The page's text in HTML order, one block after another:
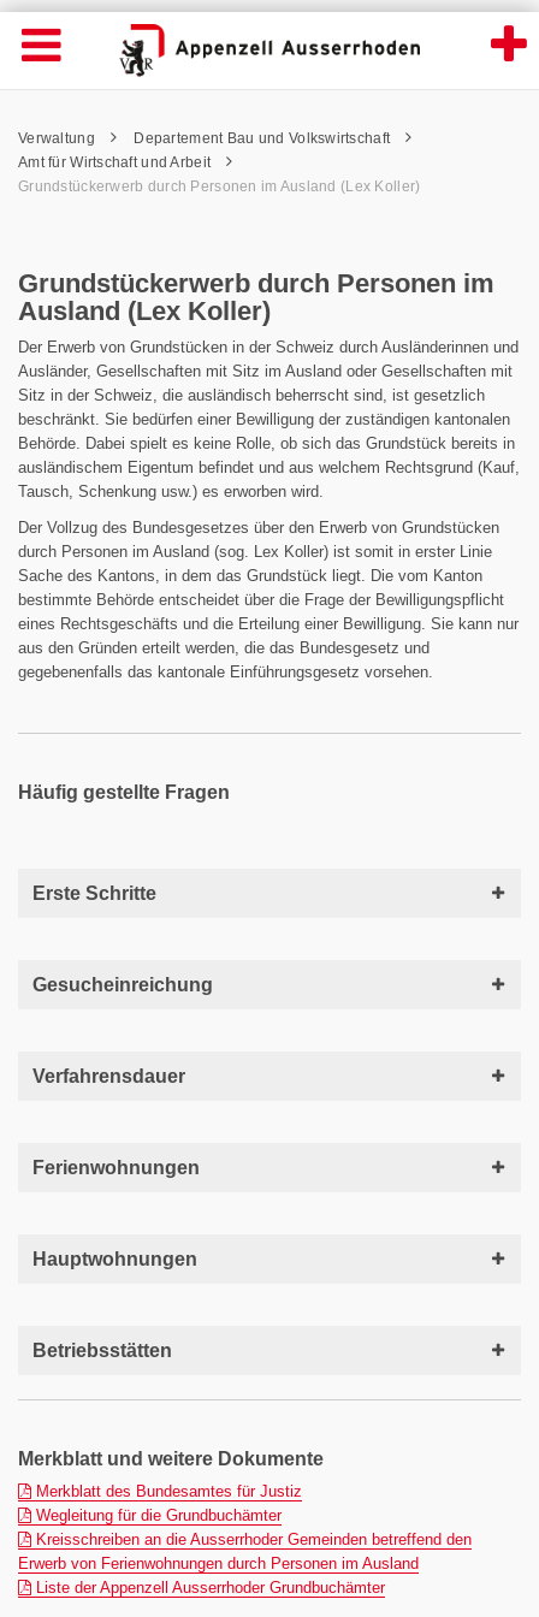
Grundstückerwerb durch Personen im
Wichtige
Seiten
Home
Inhalt
Kontakt
Sitemap
Navigation öffnen
Inhalt
Pfadnavigation
Verwaltung
Departement Bau und Volkswirtschaft
Amt für Wirtschaft und Arbeit
Grundstückerwerb durch Personen im Ausland (Lex Koller)
Grundstückerwerb durch Personen im
Ausland (Lex Koller)
Der Erwerb von Grundstücken in der Schweiz durch Ausländerinnen und
Ausländer, Gesellschaften mit Sitz im Ausland oder Gesellschaften mit
Sitz in der Schweiz, die ausländisch beherrscht sind, ist gesetzlich
beschränkt. Sie bedürfen einer Bewilligung der zuständigen kantonalen
Behörde. Dabei spielt es keine Rolle, ob sich das Grundstück bereits in
ausländischem Eigentum befindet und aus welchem Rechtsgrund (Kauf,
Tausch, Schenkung usw.) es erworben wird.
Der Vollzug des Bundesgesetzes über den Erwerb von Grundstücken
durch Personen im Ausland (sog. Lex Koller) ist somit in erster Linie
Sache des Kantons, in dem das Grundstück liegt. Die vom Kanton
bestimmte Behörde entscheidet über die Frage der Bewilligungspflicht
eines Rechtsgeschäfts und die Erteilung einer Bewilligung. Sie kann nur
aus den Gründen erteilt werden, die das Bundesgesetz und
gegebenenfalls das kantonale Einführungsgesetz vorsehen.
Häufig gestellte Fragen
Erste Schritte
Gesucheinreichung
Verfahrensdauer
Ferienwohnungen
Hauptwohnungen
Betriebsstätten
Merkblatt und weitere Dokumente
Merkblatt des Bundesamtes für Justiz
Wegleitung für die Grundbuchämter(pdf)
Kreisschreiben an die Ausserrhoder Gemeinden betreffend den
Erwerb von Ferienwohnungen durch Personen im Ausland(pdf)
Liste der Appenzell Ausserrhoder Grundbuchämter(pdf)